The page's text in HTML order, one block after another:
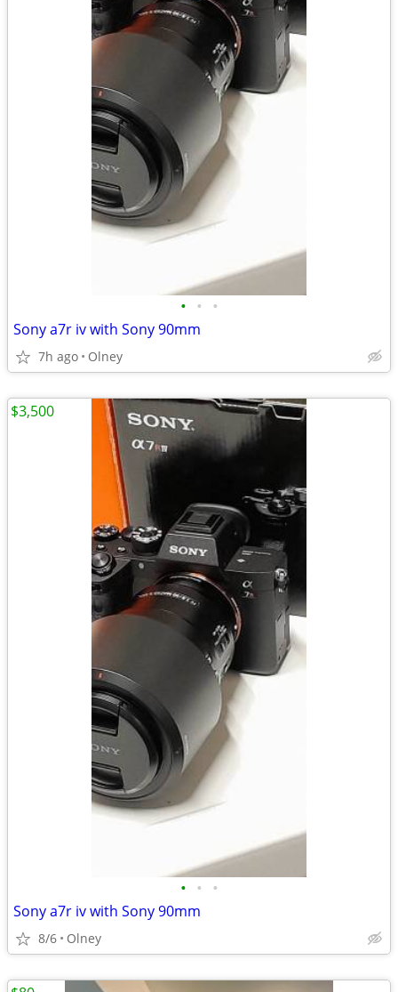
• • •
Sony a7r iv with Sony 90mm
7h ago Olney
• • •
Sony a7r iv with Sony 90mm
8/6 Olney
$3,500